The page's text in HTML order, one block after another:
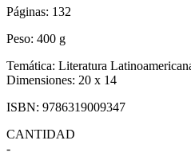
Páginas: 132
Peso: 400 g
Temática: Literatura
Dimensiones: 20 x 14
ISBN: 9786319009347
CANTIDAD
-